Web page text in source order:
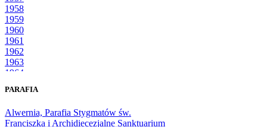
1958
1959
1960
1961
1962
1963
1964
1966
1968
PARAFIA
Alwernia, Parafia Stygmatów św.
Franciszka i Archidiecezjalne Sanktuarium